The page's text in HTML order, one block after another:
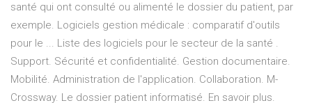
santé qui ont consulté ou alimenté le dossier du patient, par
exemple. Logiciels gestion médicale : comparatif d'outils
pour le ... Liste des logiciels pour le secteur de la santé .
Support. Sécurité et confidentialité. Gestion documentaire.
Mobilité. Administration de l'application. Collaboration. M-
Crossway. Le dossier patient informatisé. En savoir plus.